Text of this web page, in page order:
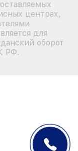
центрах,
для
оборот
РФ.